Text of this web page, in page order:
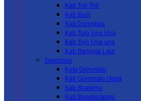
Kab.Toli-Toli
Kab.Buol
Kab.Donggala
Kab Tojo Una Una
Kab.Tojo Una-una
Kab.Banggai Laut
Gorontalo
Kota Gorontalo
Kab Gorontalo Utara
Kab Boalemo
Kab.Bonebolango